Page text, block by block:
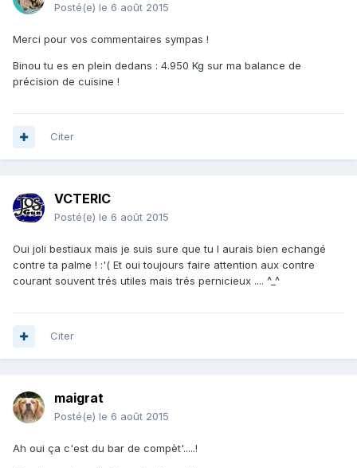
Posté(e) le 6 août 2015
Merci pour vos commentaires sympas !
Binou tu es en plein dedans : 4.950 Kg sur ma balance de
précision de cuisine !
Citer
VCTERIC
Posté(e) le 6 août 2015
Oui joli bestiaux mais je suis sure que tu l aurais bien echangé
contre ta palme ! :'( Et oui toujours faire attention aux contre
courant souvent trés utiles mais trés pernicieux .... ^_^
Citer
maigrat
Posté(e) le 6 août 2015
Ah oui ça c'est du bar de compèt'.....!